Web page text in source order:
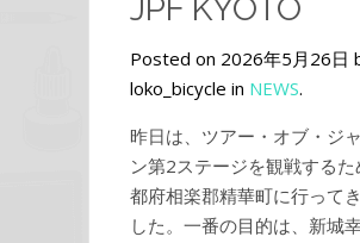
JPF KYOTO
Posted on 2026年5月26日
loko_bicycle in NEWS.
昨日は、ツアー・オブ・ジ
ン第2ステージを観戦するた
都府相楽郡精華町に行って
した。一番の目的は、新城